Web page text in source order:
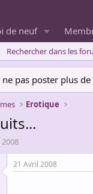
de neuf
Rechercher dans les
pas poster plus
Erotique
21 Avril 2008